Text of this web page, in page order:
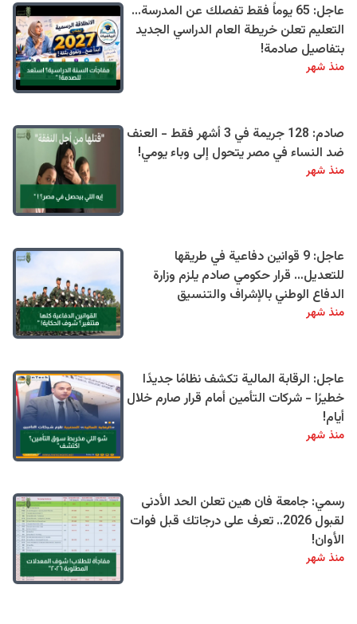
عاجل: 65 يوماً فقط تفصلك عن المدرسة...
التعليم تعلن خريطة العام الدراسي الجديد
بتفاصيل صادمة!
منذ شهر
صادم: 128 جريمة في 3 أشهر فقط - العنف
ضد النساء في مصر يتحول إلى وباء يومي!
منذ شهر
عاجل: 9 قوانين دفاعية في طريقها
للتعديل… قرار حكومي صادم يلزم وزارة
الدفاع الوطني بالإشراف والتنسيق
منذ شهر
عاجل: الرقابة المالية تكشف نظامًا جديدًا
خطيرًا - شركات التأمين أمام قرار صارم خلال
أيام!
منذ شهر
رسمي: جامعة فان هين تعلن الحد الأدنى
لقبول 2026.. تعرف على درجاتك قبل فوات
الأوان!
منذ شهر